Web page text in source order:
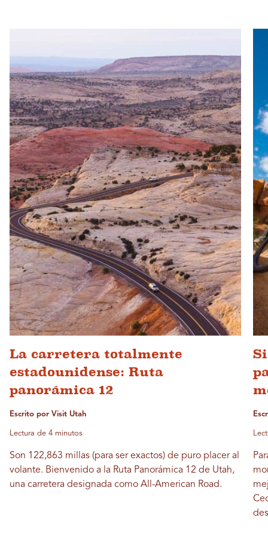
La carretera totalmente
estadounidense: Ruta
panorámica 12
Escrito por Visit Utah
Lectura de 4 minutos
Son 122,863 millas (para ser exactos) de puro placer al
volante. Bienvenido a la Ruta Panorámica 12 de Utah,
una carretera designada como All-American Road.